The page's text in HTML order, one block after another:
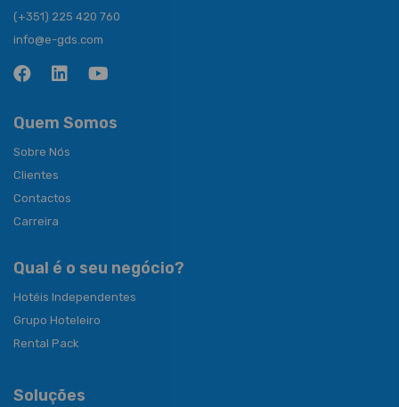
(+351) 225 420 760
info@e-gds.com
Quem Somos
Sobre Nós
Clientes
Contactos
Carreira
Qual é o seu negócio?
Hotéis Independentes
Grupo Hoteleiro
Rental Pack
Soluções